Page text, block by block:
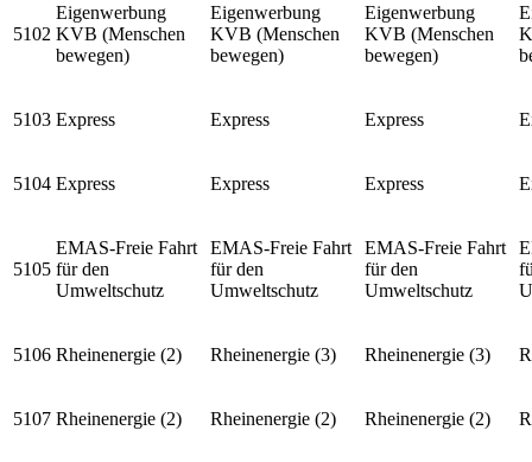
5102
Eigenwerbung
KVB (Menschen
bewegen)
Eigenwerbung
KVB (Menschen
bewegen)
Eigenwerbung
KVB (Menschen
bewegen)
5103 Express Express Express
5104 Express Express Express
5105
EMAS-Freie Fahrt
für den
Umweltschutz
EMAS-Freie Fahrt
für den
Umweltschutz
EMAS-Freie Fahrt
für den
Umweltschutz
5106 Rheinenergie (2) Rheinenergie (3) Rheinenergie (3)
5107 Rheinenergie (2) Rheinenergie (2) Rheinenergie (2)